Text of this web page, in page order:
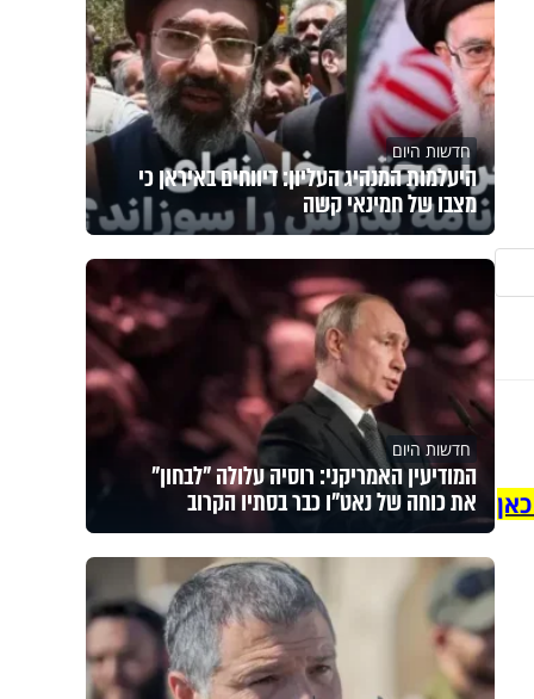
חדשות היום
היעלמות המנהיג העליון: דיווחים באיראן כי
מצבו של חמינאי קשה
חדשות היום
המודיעין האמריקני: רוסיה עלולה "לבחון"
את כוחה של נאט"ו כבר בסתיו הקרוב